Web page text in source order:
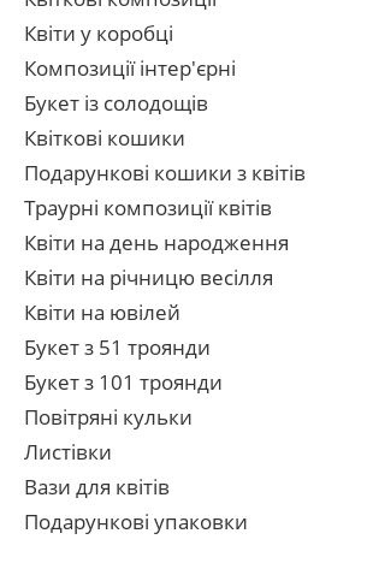
Квіти у коробці
Композиції інтер'єрні
Букет із солодощів
Квіткові кошики
Подарункові кошики з квітів
Траурні композиції квітів
Квіти на день народження
Квіти на річницю весілля
Квіти на ювілей
Букет з 51 троянди
Букет з 101 троянди
Повітряні кульки
Листівки
Вази для квітів
Подарункові упаковки